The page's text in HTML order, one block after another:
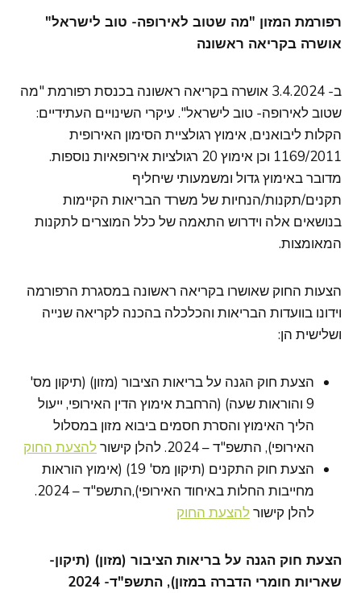
רפורמת המזון "מה שטוב לאירופה- טוב לישראל"
אושרה בקריאה ראשונה
ב- 3.4.2024 אושרה בקריאה ראשונה בכנסת רפורמת "מה
שטוב לאירופה- טוב לישראל". עיקרי השינויים העתידיים:
הקלות ליבואנים, אימוץ רגולציית הסימון האירופית
1169/2011 וכן אימוץ 20 רגולציות אירופאיות נוספות.
מדובר באימוץ גדול ומשמעותי שיחליף
תקנים/תקנות/הנחיות של משרד הבריאות הקיימות
בנושאים אלה וידרוש התאמה של כלל המוצרים לתקנות
המאומצות.
הצעות החוק שאושרו בקריאה ראשונה במסגרת הרפורמה
וידונו בוועדות הבריאות והכלכלה בהכנה לקריאה שנייה
ושלישית הן:
הצעת חוק הגנה על בריאות הציבור (מזון) (תיקון מס'
9 והוראות שעה) (הרחבת אימוץ הדין האירופי, ייעול
הליך האימוץ והסרת חסמים ביבוא מזון במסלול
האירופי), התשפ"ד – 2024. להלן קישור
להצעת החוק
הצעת חוק התקנים (תיקון מס' 19) (אימוץ הוראות
מחייבות החלות באיחוד האירופי),התשפ"ד – 2024.
להלן קישור להצעת החוק
הצעת חוק הגנה על בריאות הציבור (מזון) (תיקון-
שאריות חומרי הדברה במזון), התשפ"ד- 2024